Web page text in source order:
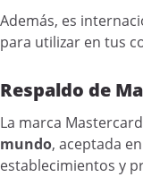
Además, es
para utilizar en tus
Respaldo de
La marca
mundo, aceptada
establecimientos y